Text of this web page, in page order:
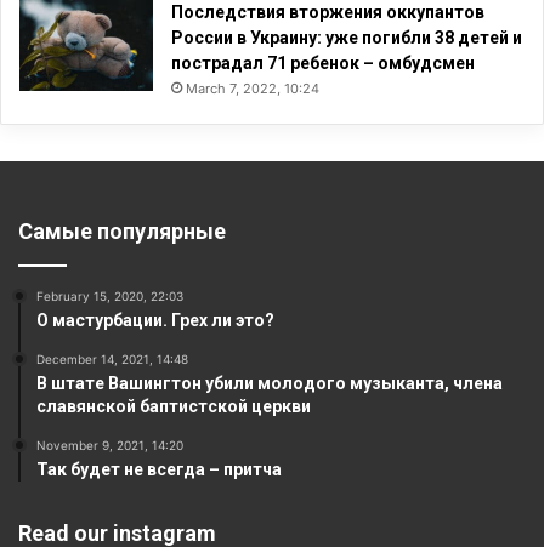
Последствия вторжения оккупантов
России в Украину: уже погибли 38 детей и
пострадал 71 ребенок – омбудсмен
March 7, 2022, 10:24
Самые популярные
February 15, 2020, 22:03
О мастурбации. Грех ли это?
December 14, 2021, 14:48
В штате Вашингтон убили молодого музыканта, члена
славянской баптистской церкви
November 9, 2021, 14:20
Так будет не всегда – притча
Read our instagram